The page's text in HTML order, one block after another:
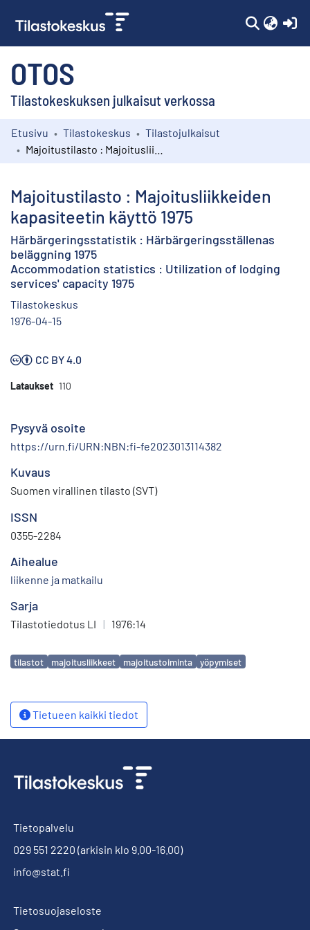
OTOS
Tilastokeskuksen julkaisut verkossa
Kokoelmat
Etusivu Tilastokeskus
Tilastojulkaisut
Majoitustilasto : Majoitusliikkeiden
kapasiteetin käyttö 1975
Härbärgeringsstatistik : Härbärgeringsställenas
beläggning 1975
Accommodation statistics : Utilization of lodging
services' capacity 1975
Tilastokeskus
1976-04-15
CC BY 4.0
Lataukset 110
Pysyvä osoite
https://urn.fi/URN:NBN:fi-fe2023013114382
Kuvaus
Suomen virallinen tilasto (SVT)
ISSN
0355-2284
Aihealue
liikenne ja matkailu
Sarja
Tilastotiedotus LI | 1976:14
Avainsanat
tilastot majoitusliikkeet majoitustoiminta yöpymiset
Tietueen kaikki tiedot
Tietopalvelu
029 551 2220 (arkisin klo 9.00-16.00)
info@stat.fi
Tietosuojaseloste